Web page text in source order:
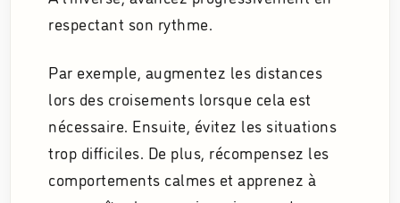
respectant son rythme.
Par exemple, augmentez les distances
lors des croisements lorsque cela est
nécessaire. Ensuite, évitez les situations
trop difficiles. De plus, récompensez les
comportements calmes et apprenez à